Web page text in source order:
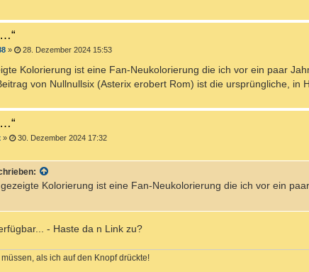
» 28. Dezember 2024 15:53
Kolorierung ist eine Fan-Neukolorierung die ich vor ein paar
von Nullnullsix (Asterix erobert Rom) ist die ursprüngliche, in
» 30. Dezember 2024 17:32
Kolorierung ist eine Fan-Neukolorierung die ich vor ein
- Haste da n Link zu?
als ich auf den Knopf drückte!